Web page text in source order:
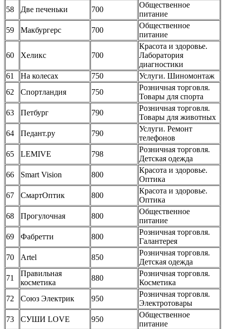
58
Две печеньки 700
Общественное
питание
59
Макбургерс 700
Общественное
питание
60 Хеликс 700
Красота и здоровье.
Лаборатория
диагностики
61
На колесах 750
Услуги. Шиномонтаж
62
Спортландия 750
Розничная торговля.
Товары для спорта
63
Петбург 790
Розничная торговля.
Товары для животных
64
Педант.ру 790
Услуги. Ремонт
телефонов
65
LEMIVE 798
Розничная торговля.
Детская одежда
66
Smart Vision 800
Красота и здоровье.
Оптика
67
СмартОптик 800
Красота и здоровье.
Оптика
68
Прогулочная 800
Общественное
питание
69
Фабретти 800
Розничная торговля.
Галантерея
70
Artel 850
Розничная торговля.
Детская одежда
71
Правильная
косметика
880
Розничная торговля.
Косметика
72
Союз Электрик 950
Розничная торговля.
Электротовары
73
СУШИ LOVE 950
Общественное
питание